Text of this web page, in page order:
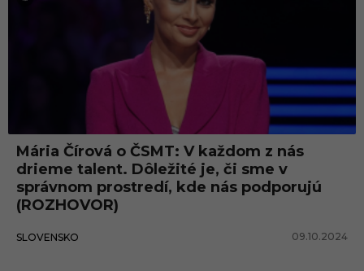
Mária Čírová o ČSMT: V každom z nás
drieme talent. Dôležité je, či sme v
správnom prostredí, kde nás podporujú
(ROZHOVOR)
SLOVENSKO 09.10.2024